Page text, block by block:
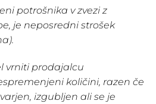
potrošnika v zvezi z
je neposredni strošek
vrniti prodajalcu
količini, razen če
izgubljen ali se je